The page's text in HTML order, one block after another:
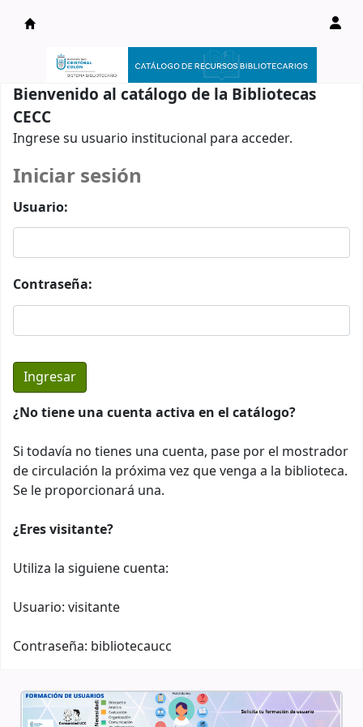
Catálogo en línea
Bienvenido al catálogo de la Bibliotecas
CECC
Ingrese su usuario institucional para acceder.
Iniciar sesión
Usuario:
Contraseña:
¿No tiene una cuenta activa en el catálogo?
Si todavía no tienes una cuenta, pase por el mostrador
de circulación la próxima vez que venga a la biblioteca.
Se le proporcionará una.
¿Eres visitante?
Utiliza la siguiene cuenta:
Usuario: visitante
Contraseña: bibliotecaucc